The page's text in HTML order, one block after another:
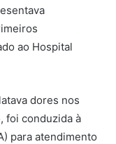
ao Hospital
dores nos
foi conduzida à
para atendimento